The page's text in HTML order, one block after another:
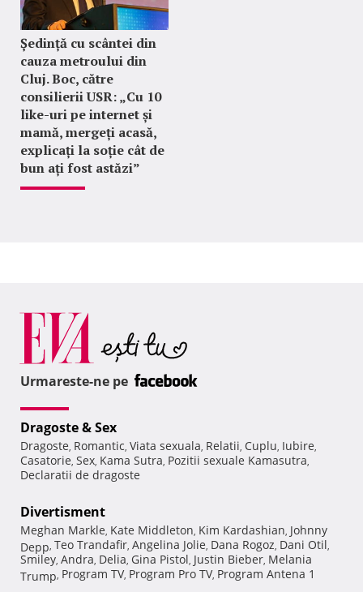
Ședință cu scântei din
cauza metroului din
Cluj. Boc, către
consilierii USR: „Cu 10
like-uri pe internet și
mamă, mergeți acasă,
explicați la soție cât de
bun ați fost astăzi”
Urmareste-ne pe
Dragoste & Sex
Dragoste, Romantic, Viata sexuala, Relatii, Cuplu, Iubire,
Casatorie, Sex, Kama Sutra, Pozitii sexuale Kamasutra,
Declaratii de dragoste
Divertisment
Meghan Markle, Kate Middleton, Kim Kardashian, Johnny
Depp, Teo Trandafir, Angelina Jolie, Dana Rogoz, Dani Otil,
Smiley, Andra, Delia, Gina Pistol, Justin Bieber, Melania
Trump, Program TV, Program Pro TV, Program Antena 1